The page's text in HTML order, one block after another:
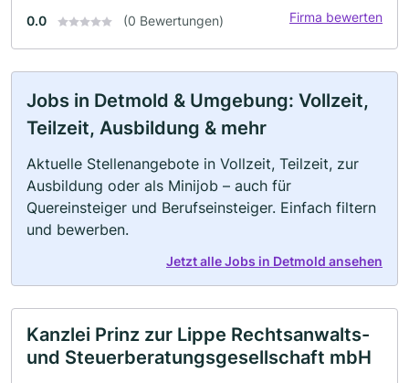
0.0 (0 Bewertungen) Firma bewerten
Jobs in Detmold & Umgebung: Vollzeit,
Teilzeit, Ausbildung & mehr
Aktuelle Stellenangebote in Vollzeit, Teilzeit, zur
Ausbildung oder als Minijob – auch für
Quereinsteiger und Berufseinsteiger. Einfach filtern
und bewerben.
Jetzt alle Jobs in Detmold ansehen
Kanzlei Prinz zur Lippe Rechtsanwalts-
und Steuerberatungsgesellschaft mbH